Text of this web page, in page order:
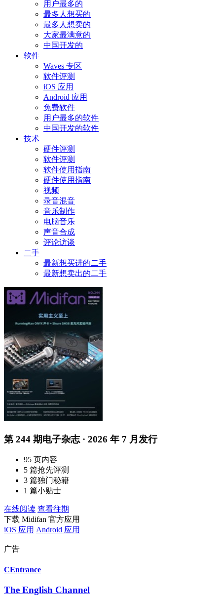
用户最多的
最多人想买的
最多人想卖的
大家最满意的
中国开发的
软件
Waves 专区
软件评测
iOS 应用
Android 应用
免费软件
用户最多的软件
中国开发的软件
技术
硬件评测
软件评测
软件使用指南
硬件使用指南
视频
录音混音
音乐制作
电脑音乐
声音合成
评论访谈
二手
最新想买进的二手
最新想卖出的二手
第 244 期电子杂志 · 2026 年 7 月发行
95 页内容
5 篇抢先评测
3 篇独门秘籍
1 篇小贴士
在线阅读 查看往期
下载 Midifan 官方应用
iOS 应用 Android 应用
广告
CEntrance
The English Channel